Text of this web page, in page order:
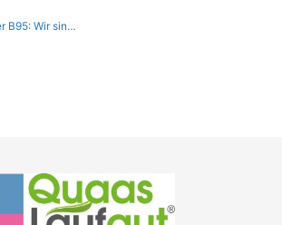
Trotz Sperrung der B95: Wir sind uneingeschränkt von Chemnitz und den umliegenden Stadtteilen zu erreichen!